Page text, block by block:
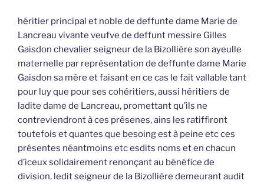
héritier principal et noble de deffunte dame Marie de
Lancreau vivante veufve de deffunt messire Gilles
Gaisdon chevalier seigneur de la Bizollière son ayeulle
maternelle par représentation de deffunte dame Marie
Gaisdon sa mère et faisant en ce cas le fait vallable tant
pour luy que pour ses cohéritiers, aussi héritiers de
ladite dame de Lancreau, promettant qu’ils ne
contreviendront à ces présenes, ains les ratiffiront
toutefois et quantes que besoing est à peine etc ces
présentes néantmoins etc esdits noms et en chacun
d’iceux solidairement renonçant au bénéfice de
division, ledit seigneur de la Bizollière demeurant audit